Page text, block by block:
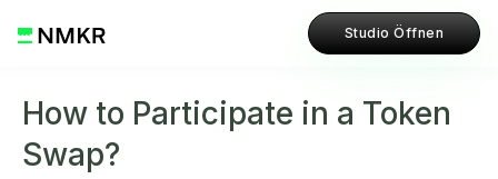
Studio Öffnen
How to Participate in a Token
Swap?